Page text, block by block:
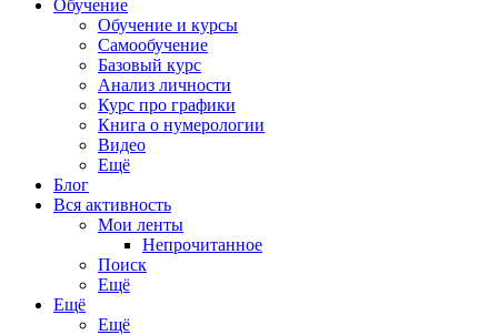
Обучение
Обучение и курсы
Самообучение
Базовый курс
Анализ личности
Курс про графики
Книга о нумерологии
Видео
Ещё
Блог
Вся активность
Мои ленты
Непрочитанное
Поиск
Ещё
Ещё
Ещё